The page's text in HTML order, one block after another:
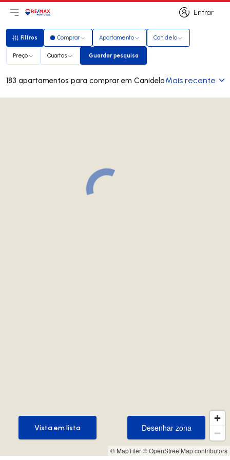
Entrar
Entrar
Abri menu principal
LogoIr para página inicial
Filtros
Filtros Comprar Apartamento Canidelo
Preço Quartos Guardar pesquisa
Guardar pesquisa
183 apartamentos para comprar em CanideloMais recente
© MapTiler© OpenStreetMap contributors
Desenhar zona
Desenhar zona
Vista em lista
Vista em lista